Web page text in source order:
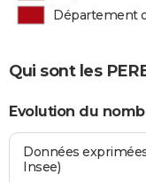
Département
Qui sont les
Evolution du
Données
Insee)